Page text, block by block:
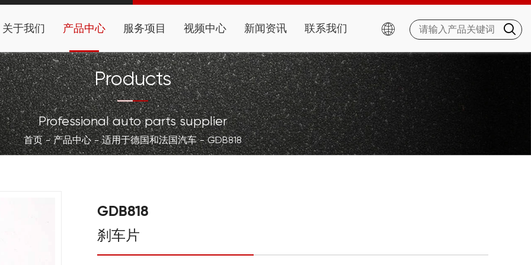
关于我们 产品中心 服务项目 视频中心 新闻资讯 联系我们  
Products
Professional auto parts supplier
首页 产品中心 适用于德国和法国汽车 GDB818
GDB818
刹车片